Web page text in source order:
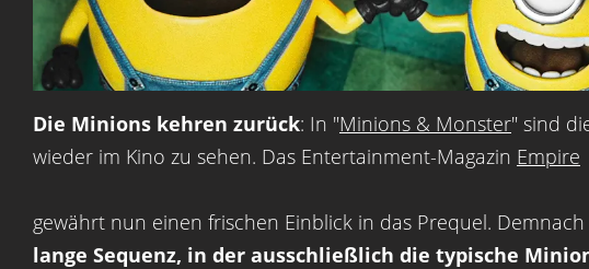
Die Minions kehren zurück: In "Minions & Monster" sind
wieder im Kino zu sehen. Das Entertainment-Magazin Empire
gewährt nun einen frischen Einblick in das Prequel.
lange Sequenz, in der ausschließlich die typische